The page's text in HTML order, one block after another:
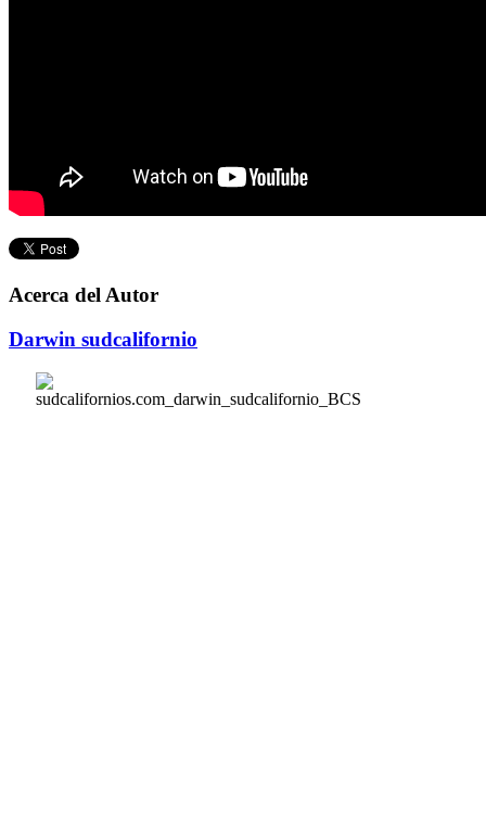
Acerca del Autor
Darwin sudcalifornio